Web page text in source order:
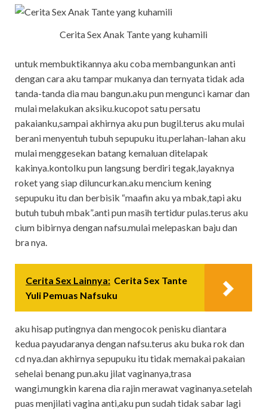
Cerita Sex Anak Tante yang kuhamili
untuk membuktikannya aku coba membangunkan anti
dengan cara aku tampar mukanya dan ternyata tidak ada
tanda-tanda dia mau bangun.aku pun mengunci kamar dan
mulai melakukan aksiku.kucopot satu persatu
pakaianku,sampai akhirnya aku pun bugil.terus aku mulai
berani menyentuh tubuh sepupuku itu.perlahan-lahan aku
mulai menggesekan batang kemaluan ditelapak
kakinya.kontolku pun langsung berdiri tegak,layaknya
roket yang siap diluncurkan.aku mencium kening
sepupuku itu dan berbisik “maafin aku ya mbak,tapi aku
butuh tubuh mbak”.anti pun masih tertidur pulas.terus aku
cium bibirnya dengan nafsu.mulai melepaskan baju dan
bra nya.
Cerita Sex Lainnya: Cerita Sex Tante
Yuli Pemuas Nafsuku
aku hisap putingnya dan mengocok penisku diantara
kedua payudaranya dengan nafsu.terus aku buka rok dan
cd nya.dan akhirnya sepupuku itu tidak memakai pakaian
sehelai benang pun.aku jilat vaginanya,trasa
wangi.mungkin karena dia rajin merawat vaginanya.setelah
puas menjilati vagina anti,aku pun sudah tidak sabar lagi